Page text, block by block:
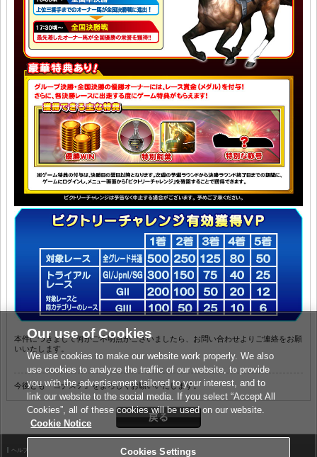
本件につきまして何かご不明点がございましたら、お問い合わせよりご連絡をお願
いいたします。
今後とも『コナステ』をよろしくお願いいたします。
ヘルプ 利用規約
Our use of Cookies
We use cookies to make our website work properly. We also
use cookies to analyze the traffic of our website, to provide
you with the advertisement tailored to your interest, and to
link our website to the social media. If you select “Accept All
Cookies”, all of these cookies will be used on our website.
Cookie Notice
Cookies Settings